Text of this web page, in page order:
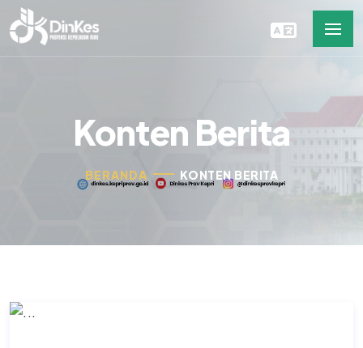
Konten Berita
BERANDA KONTEN BERITA